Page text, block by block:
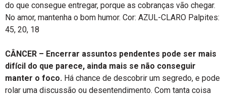
do que consegue entregar, porque as cobranças vão chegar.
No amor, mantenha o bom humor. Cor: AZUL-CLARO Palpites:
45, 20, 18
CÂNCER – Encerrar assuntos pendentes pode ser mais
difícil do que parece, ainda mais se não conseguir
manter o foco. Há chance de descobrir um segredo, e pode
rolar uma discussão ou desentendimento. Com tanta coisa